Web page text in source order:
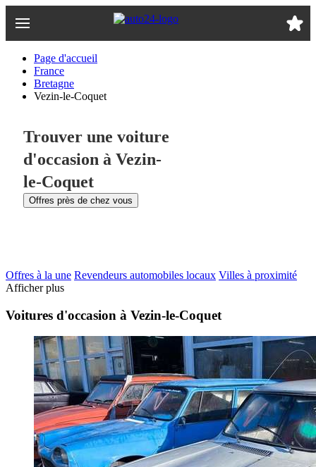
au
Page d'accueil
France
Bretagne
Vezin-le-Coquet
Trouver une voiture
d'occasion à Vezin-
le-Coquet
Offres près de chez vous
Offres à la une Revendeurs automobiles locaux Villes à proximité
Afficher plus
Voitures d'occasion à Vezin-le-Coquet